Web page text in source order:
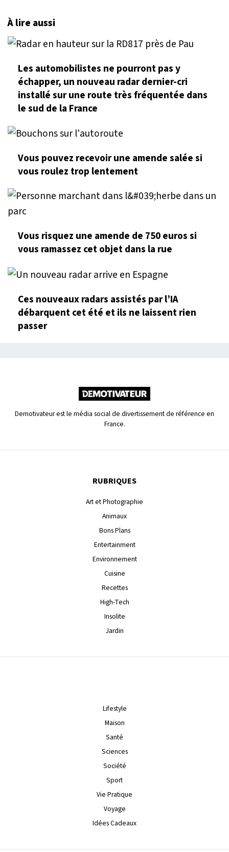
À lire aussi
Les automobilistes ne pourront pas y
échapper, un nouveau radar dernier-cri
installé sur une route très fréquentée dans
le sud de la France
Vous pouvez recevoir une amende salée si
vous roulez trop lentement
Vous risquez une amende de 750 euros si
vous ramassez cet objet dans la rue
Ces nouveaux radars assistés par l’IA
débarquent cet été et ils ne laissent rien
passer
Demotivateur est le média social de divertissement de référence en
France.
RUBRIQUES
Art et Photographie
Animaux
Bons Plans
Entertainment
Environnement
Cuisine
Recettes
High-Tech
Insolite
Jardin
Lifestyle
Maison
Santé
Sciences
Société
Sport
Vie Pratique
Voyage
Idées Cadeaux